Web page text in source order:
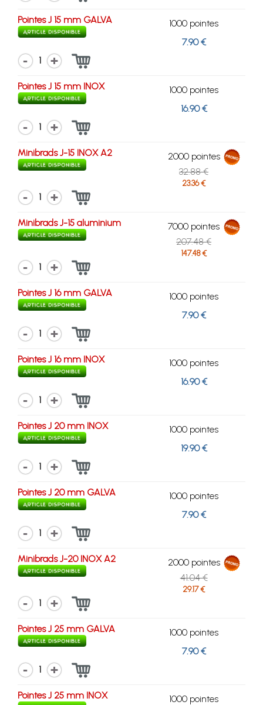
Pointes J 15 mm GALVA
1000 pointes
7.90 €
1
Pointes J 15 mm INOX
1000 pointes
16.90 €
1
Minibrads J-15 INOX A2
2000 pointes
32.88 €
23.36 €
1
Minibrads J-15 aluminium
7000 pointes
207.48 €
147.48 €
1
Pointes J 16 mm GALVA
1000 pointes
7.90 €
1
Pointes J 16 mm INOX
1000 pointes
16.90 €
1
Pointes J 20 mm INOX
1000 pointes
19.90 €
1
Pointes J 20 mm GALVA
1000 pointes
7.90 €
1
Minibrads J-20 INOX A2
2000 pointes
41.04 €
29.17 €
1
Pointes J 25 mm GALVA
1000 pointes
7.90 €
1
Pointes J 25 mm INOX
1000 pointes